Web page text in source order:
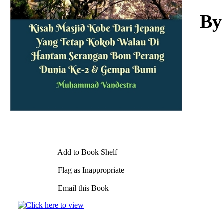
Add to Book Shelf
Flag as Inappropriate
Email this Book